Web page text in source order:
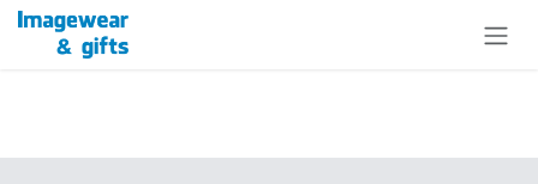
Overslaan naar inhoud